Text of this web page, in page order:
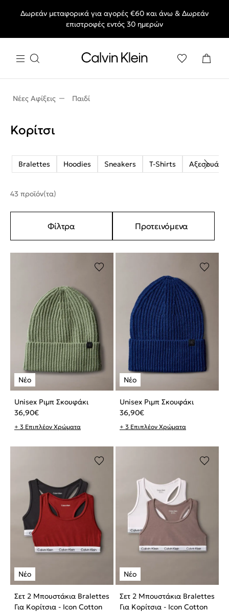
End of Season Deals: Αγαπημένα styles, στις τιμές που θες.
Δωρεάν μεταφορικά για αγορές €60 και άνω & Δωρεάν
επιστροφές εντός 30 ημερών
Νέες Αφίξεις Παιδί
Κορίτσι
Bralettes Hoodies Sneakers T-Shirts Αξεσουάρ
43 προϊόν(τα)
Φίλτρα Προτεινόμενα
Unisex Ριμπ Σκουφάκι
36,90€
+ 3 Επιπλέον Χρώματα
Unisex Ριμπ Σκουφάκι
36,90€
+ 3 Επιπλέον Χρώματα
Σετ 2 Μπουστάκια Bralettes
Για Κορίτσια - Icon Cotton
Σετ 2 Μπουστάκια Bralettes
Για Κορίτσια - Icon Cotton